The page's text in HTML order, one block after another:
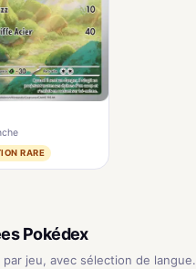
RARE
Pokédex
par jeu, avec sélection de langue.